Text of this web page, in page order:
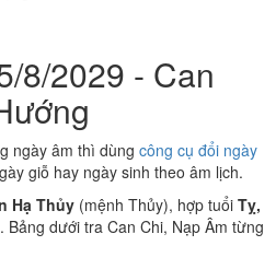
8/2029 - Can
ngày âm thì dùng công cụ đổi ngày
giỗ hay ngày sinh theo âm lịch.
Hạ Thủy (mệnh Thủy), hợp tuổi Tỵ,
. Bảng dưới tra Can Chi, Nạp Âm từng